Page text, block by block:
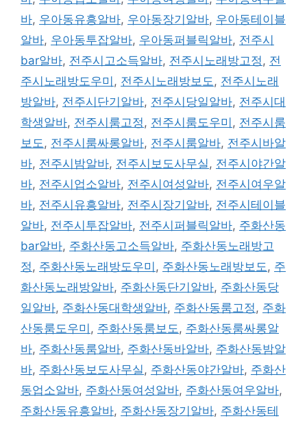
바, 우아동유흥알바, 우아동장기알바, 우아동테이블
알바, 우아동투잡알바, 우아동퍼블릭알바, 전주시
bar알바, 전주시고소득알바, 전주시노래방고정 , 전
주시노래방도우미 , 전주시노래방보도 , 전주시노래
방알바, 전주시단기알바, 전주시당일알바, 전주시대
학생알바, 전주시룸고정 , 전주시룸도우미 , 전주시룸
보도 , 전주시룸싸롱알바, 전주시룸알바, 전주시바알
바, 전주시밤알바, 전주시보도사무실 , 전주시야간알
바, 전주시업소알바, 전주시여성알바, 전주시여우알
바, 전주시유흥알바, 전주시장기알바, 전주시테이블
알바, 전주시투잡알바, 전주시퍼블릭알바, 주화산동
bar알바, 주화산동고소득알바, 주화산동노래방고
정 , 주화산동노래방도우미 , 주화산동노래방보도 , 주
화산동노래방알바, 주화산동단기알바, 주화산동당
일알바, 주화산동대학생알바, 주화산동룸고정 , 주화
산동룸도우미 , 주화산동룸보도 , 주화산동룸싸롱알
바, 주화산동룸알바, 주화산동바알바, 주화산동밤알
바, 주화산동보도사무실 , 주화산동야간알바, 주화산
동업소알바, 주화산동여성알바, 주화산동여우알바,
주화산동유흥알바, 주화산동장기알바, 주화산동테